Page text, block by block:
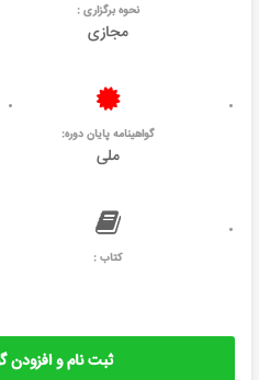
نحوه برگزاری :
مجازی
گواهینامه پایان دوره:
ملی
کتاب :
ثبت نام و افزودن